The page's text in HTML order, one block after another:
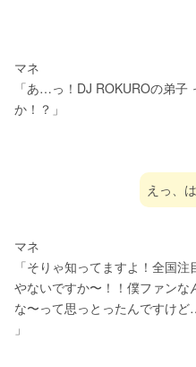
マネ
「あ…っ！DJ ROKUROの弟子
か！？」
えっ、
マネ
「そりゃ知ってますよ！全国
やないですか〜！！僕ファン
な〜って思っとったんですけ
」